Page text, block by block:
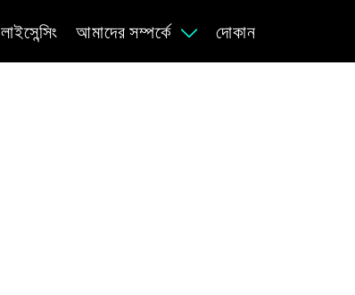
লাইসেন্সিং আমাদের সম্পর্কে দোকান